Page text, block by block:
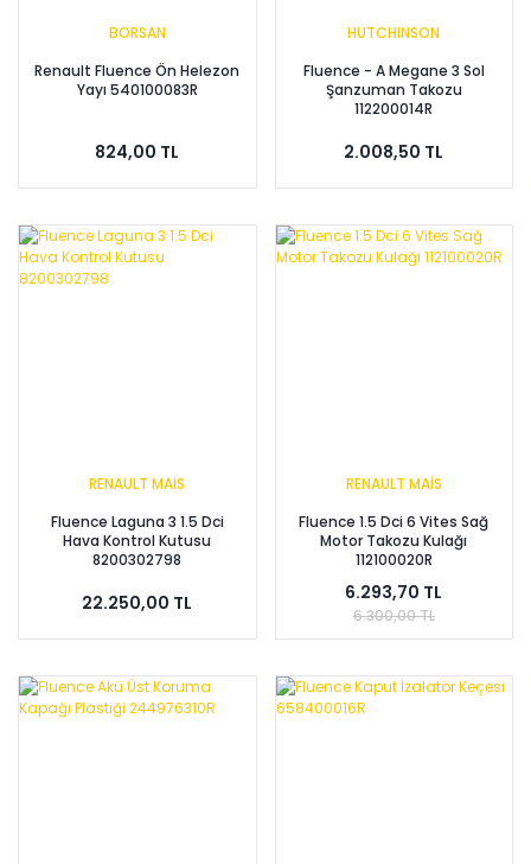
BORSAN
Renault Fluence Ön Helezon
Yayı 540100083R
824,00 TL
HUTCHINSON
Fluence - A Megane 3 Sol
Şanzuman Takozu
112200014R
2.008,50 TL
RENAULT MAİS
Fluence Laguna 3 1.5 Dci
Hava Kontrol Kutusu
8200302798
22.250,00 TL
RENAULT MAİS
Fluence 1.5 Dci 6 Vites Sağ
Motor Takozu Kulağı
112100020R
6.293,70 TL
6.300,00 TL